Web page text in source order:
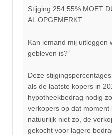
Stijging 254,55% MOET
AL OPGEMERKT.
Kan iemand mij uitleggen
gebleven is?`
Deze
als de laatste kopers in
hypotheekbedrag nodig
verkopers op dat
natuurlijk niet zo, de
gekocht voor lagere